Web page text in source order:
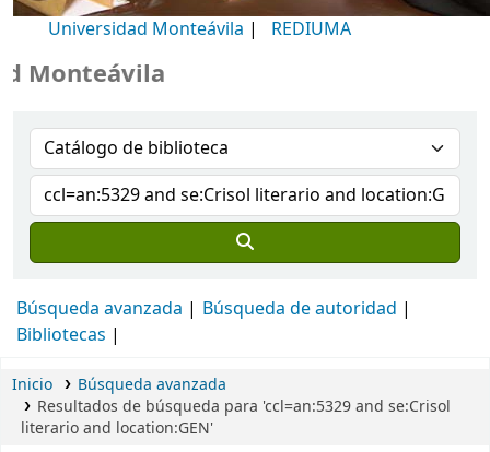
Universidad Monteávila | REDIUMA
Búsqueda avanzada
Búsqueda de autoridad
Bibliotecas
Inicio
Búsqueda avanzada
Resultados de búsqueda para 'ccl=an:5329 and se:Crisol
literario and location:GEN'